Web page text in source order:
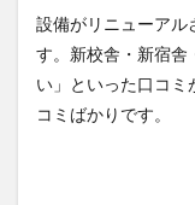
設備がリニューアル
す。新校舎・新宿舎
い」といった口コミ
コミばかりです。